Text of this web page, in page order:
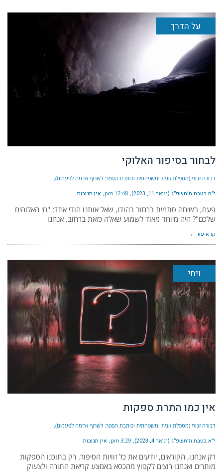
על הדרך
לבחור בסיפור האלוקי
דבורה זגורי (מטפלת זוגית ומשפחתית וכותבת הספר: לשרוף אדמה לפעמים)
י״ח בטבת ה׳תשפ״ג (ינואר 11, 2023) 12:48 pm אין תגובות
פעם, בשיחה סתמית ברחוב בהודו, שאל אותנו הודי אחד: "מי האלוהים
שלכם"? היה מיוחד מאוד לשמוע שאלה כזאת ברחוב. אנחנו
קרא עוד ←
ויחי
אין כמו התרת ספקות
דבורה זגורי (מטפלת זוגית ומשפחתית וכותבת הספר: לשרוף אדמה לפעמים)
י״א בטבת ה׳תשפ״ג (ינואר 4, 2023) 3:29 pm אין תגובות
רק אנחנו, הקוראים, יודעים את כל זוויות הסיפור. רק בתוכנו הספקות
מותרים ואנחנו רוצים לקפוץ מהכסא באמצע קריאת התורה ולצעוק